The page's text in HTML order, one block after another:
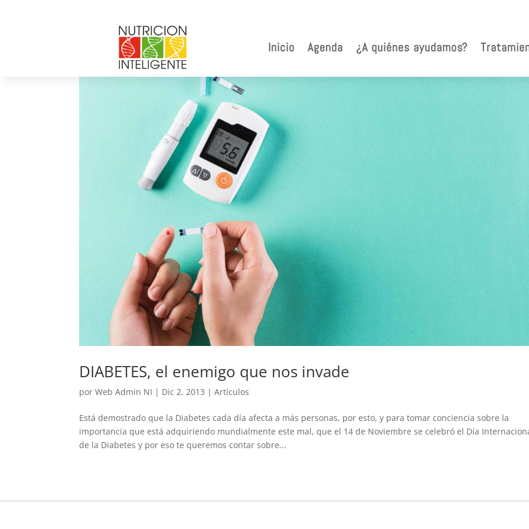
Inicio Agenda ¿A quiénes ayudamos?
DIABETES, el enemigo que nos invade
porWeb Admin NI | Dic 2, 2013 |Artículos
Está demostrado que la Diabetes cada día afecta a más personas, por esto, y para tomar conciencia sobre la
importancia que está adquiriendo mundialmente este mal, que el 14 de Noviembre se celebró el Día
de la Diabetes y por eso te queremos contar sobre...